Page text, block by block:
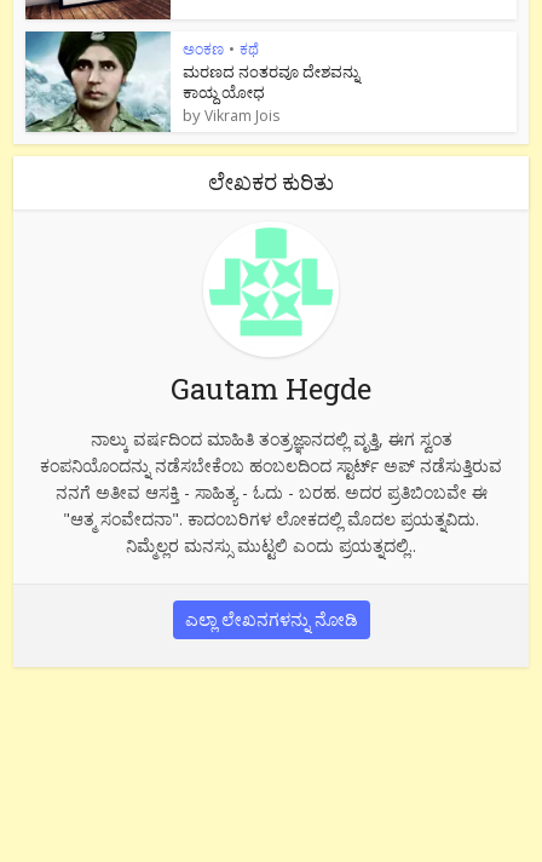
ಅಂಕಣ • ಕಥೆ
ಮರಣದ ನಂತರವೂ ದೇಶವನ್ನು
ಕಾಯ್ದ ಯೋಧ
byVikram Jois
ಲೇಖಕರ ಕುರಿತು
Gautam Hegde
ನಾಲ್ಕು ವರ್ಷದಿಂದ ಮಾಹಿತಿ ತಂತ್ರಜ್ಞಾನದಲ್ಲಿ ವೃತ್ತಿ, ಈಗ ಸ್ವಂತ
ಕಂಪನಿಯೊಂದನ್ನು ನಡೆಸಬೇಕೆಂಬ ಹಂಬಲದಿಂದ ಸ್ಟಾರ್ಟ್ ಅಪ್ ನಡೆಸುತ್ತಿರುವ
ನನಗೆ ಅತೀವ ಆಸಕ್ತಿ - ಸಾಹಿತ್ಯ - ಓದು - ಬರಹ. ಅದರ ಪ್ರತಿಬಿಂಬವೇ ಈ
"ಆತ್ಮ ಸಂವೇದನಾ". ಕಾದಂಬರಿಗಳ ಲೋಕದಲ್ಲಿ ಮೊದಲ ಪ್ರಯತ್ನವಿದು.
ನಿಮ್ಮೆಲ್ಲರ ಮನಸ್ಸು ಮುಟ್ಟಲಿ ಎಂದು ಪ್ರಯತ್ನದಲ್ಲಿ..
ಎಲ್ಲಾ ಲೇಖನಗಳನ್ನು ನೋಡಿ